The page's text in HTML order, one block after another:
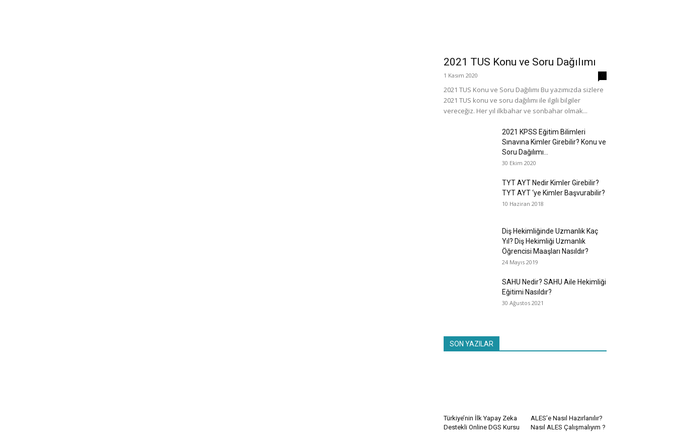
2021 TUS Konu ve Soru Dağılımı
1 Kasım 2020
2021 TUS Konu ve Soru Dağılımı Bu yazımızda sizlere
2021 TUS konu ve soru dağılımı ile ilgili bilgiler
vereceğiz. Her yıl ilkbahar ve sonbahar olmak...
2021 KPSS Eğitim Bilimleri
Sınavına Kimler Girebilir? Konu ve
Soru Dağılımı...
30 Ekim 2020
TYT AYT Nedir Kimler Girebilir?
TYT AYT ‘ye Kimler Başvurabilir?
10 Haziran 2018
Diş Hekimliğinde Uzmanlık Kaç
Yıl? Diş Hekimliği Uzmanlık
Öğrencisi Maaşları Nasıldır?
24 Mayıs 2019
SAHU Nedir? SAHU Aile Hekimliği
Eğitimi Nasıldır?
30 Ağustos 2021
SON YAZILAR
Türkiye’nin İlk Yapay Zeka
Destekli Online DGS Kursu
ALES’e Nasıl Hazırlanılır?
Nasıl ALES Çalışmalıyım ?